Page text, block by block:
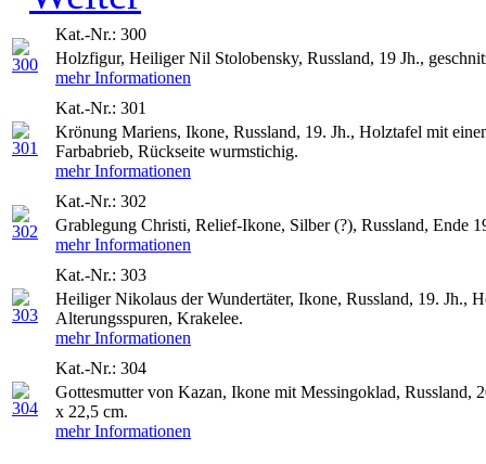
Kat.-Nr.: 300
Holzfigur, Heiliger Nil Stolobensky, Russland, 19 Jh.,
mehr Informationen
Kat.-Nr.: 301
Krönung Mariens, Ikone, Russland, 19. Jh., Holztafel mit
Farbabrieb, Rückseite wurmstichig.
mehr Informationen
Kat.-Nr.: 302
Grablegung Christi, Relief-Ikone, Silber (?), Russland, Ende
mehr Informationen
Kat.-Nr.: 303
Heiliger Nikolaus der Wundertäter, Ikone, Russland, 19. Jh.,
Alterungsspuren, Krakelee.
mehr Informationen
Kat.-Nr.: 304
Gottesmutter von Kazan, Ikone mit Messingoklad, Russland,
x 22,5 cm.
mehr Informationen